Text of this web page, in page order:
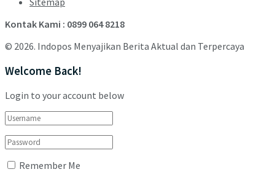
Kontak Kami : 0899 064 8218
© 2026. Indopos Menyajikan Berita Aktual dan Terpercaya
Welcome Back!
Login to your account below
Remember Me